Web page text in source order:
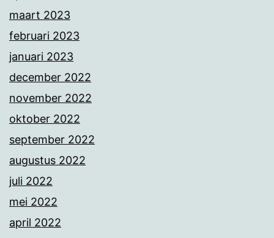
maart 2023
februari 2023
januari 2023
december 2022
november 2022
oktober 2022
september 2022
augustus 2022
juli 2022
mei 2022
april 2022